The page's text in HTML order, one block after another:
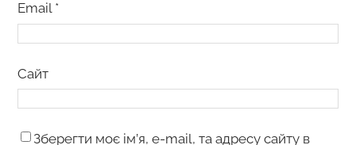
Email *
Сайт
Зберегти моє ім’я, e-mail, та адресу сайту в